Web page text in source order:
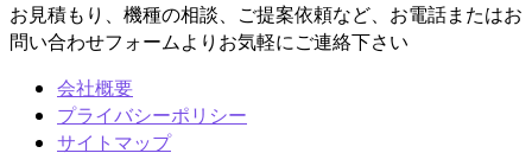
お見積もり、機種の相談、ご提案依頼など、お電話またはお
問い合わせフォームよりお気軽にご連絡下さい
会社概要
プライバシーポリシー
サイトマップ